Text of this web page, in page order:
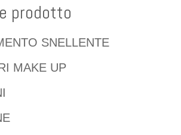
prodotto
SNELLENTE
MAKE UP